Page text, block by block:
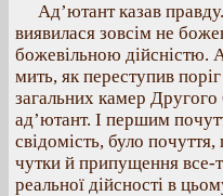
Ад’ютант казав
виявилася зовсім не
божевільною дійсністю.
мить, як переступив
загальних камер
ад’ютант. І першим
свідомість, було
чутки й припущення
реальної дійсності в